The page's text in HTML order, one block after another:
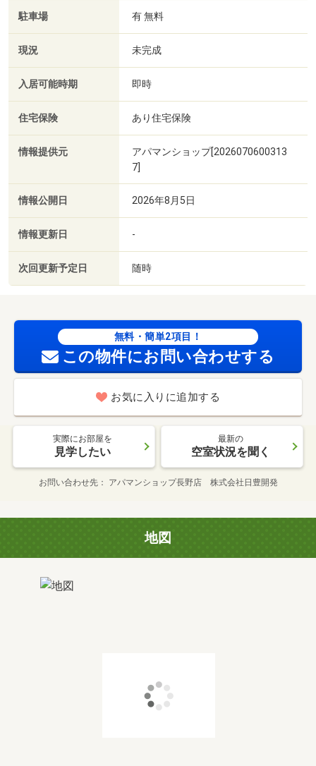
駐車場 有 無料
現況 未完成
入居可能時期 即時
住宅保険 あり住宅保険
情報提供元
アパマンショップ[2026070600313
7]
情報公開日 2026年8月5日
情報更新日 -
次回更新予定日 随時
無料・簡単2項目！
この物件にお問い合わせする
お気に入りに追加する
実際にお部屋を
見学したい
最新の
空室状況を聞く
お問い合わせ先 アパマンショップ長野店 株式会社日豊開発
地図